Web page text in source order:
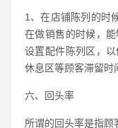
1、在店铺陈列的时
在做销售的时候，
设置配件陈列区，
休息区等顾客滞留时
六、回头率
所谓的回头率是指